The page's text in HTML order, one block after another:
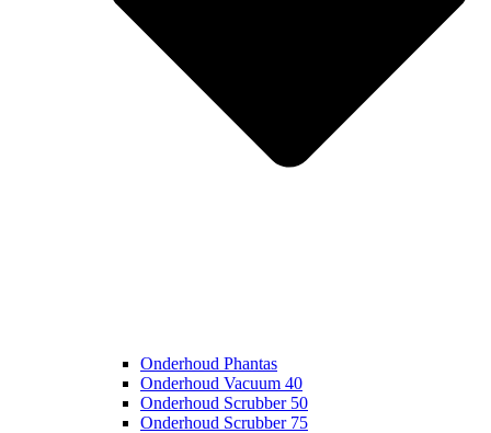
Onderhoud Phantas
Onderhoud Vacuum 40
Onderhoud Scrubber 50
Onderhoud Scrubber 75